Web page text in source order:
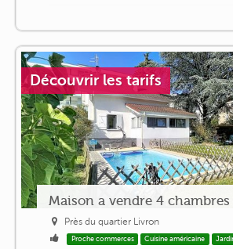
Découvrir les tarifs
Maison a vendre 4 chambres
Près du quartier Livron
Proche commerces Cuisine américaine